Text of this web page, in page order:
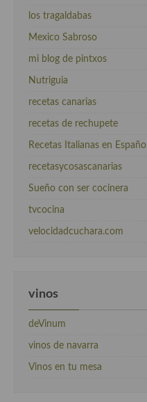
los tragaldabas
Mexico Sabroso
mi blog de pintxos
Nutriguia
recetas canarias
recetas de rechupete
Recetas Italianas en Español
recetasycosascanarias
Sueño con ser cocinera
tvcocina
velocidadcuchara.com
vinos
deVinum
vinos de navarra
Vinos en tu mesa